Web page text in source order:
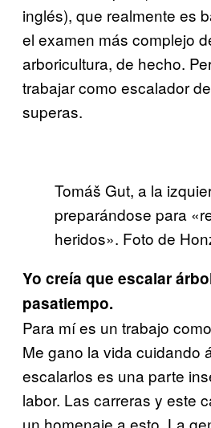
inglés), que realmente es
el examen más complejo
arboricultura, de hecho.
trabajar como escalador
superas.
Tomáš Gut, a la
preparándose para
heridos». Foto de
Yo creía que escalar
pasatiempo.
Para mí es un trabajo
Me gano la vida cuidando
escalarlos es una parte
labor. Las carreras y este
un homenaje a esto. La